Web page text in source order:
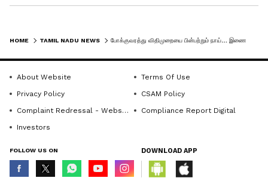
HOME TAMIL NADU NEWS
About Website
Terms Of Use
Privacy Policy
CSAM Policy
Complaint Redressal - Website
Compliance Report Digital
Investors
FOLLOW US ON DOWNLOAD APP